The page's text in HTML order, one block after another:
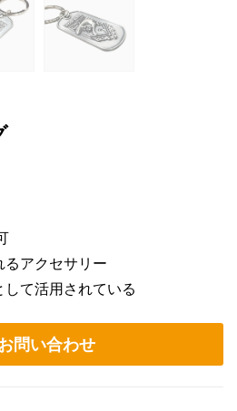
アクセサリー
て活用されている
問い合わせ